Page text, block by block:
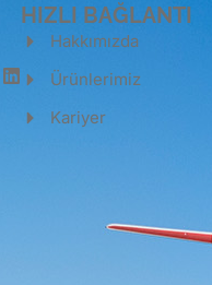
HIZLI BAĞLANTI
Hakkımızda
Ürünlerimiz
Kariyer